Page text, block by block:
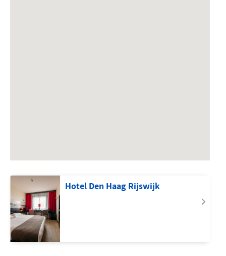
Hotel Den Haag Rijswijk